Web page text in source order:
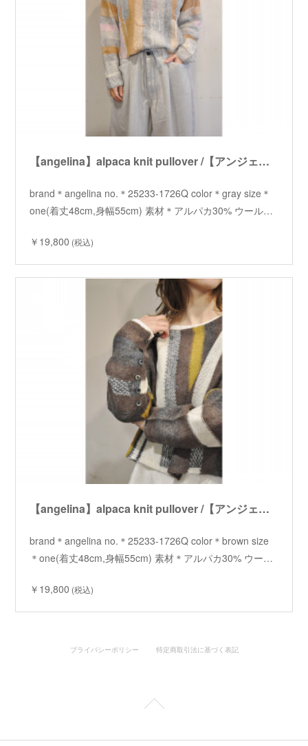
【angelina】alpaca knit pullover /【アンジェリーナ】アルパカニットプルオーバー
brand＊angelina no.＊25233-1726Q color＊gray size＊
one(着丈48cm,身幅55cm) 素材＊アルパカ30% ウール…
￥19,800 (税込)
【angelina】alpaca knit pullover /【アンジェリーナ】アルパカニットプルオーバー
brand＊angelina no.＊25233-1726Q color＊brown size
＊one(着丈48cm,身幅55cm) 素材＊アルパカ30% ウー…
￥19,800 (税込)
プライバシーポリシー 特定商取引法に基づく表記